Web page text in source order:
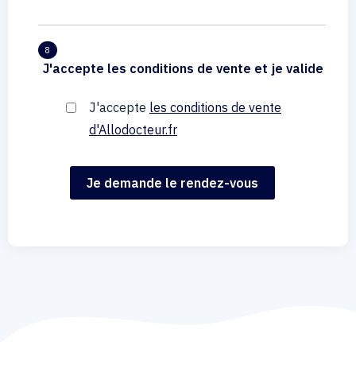
8
J'accepte les conditions de vente et je valide
J'accepte les conditions de vente
d'Allodocteur.fr